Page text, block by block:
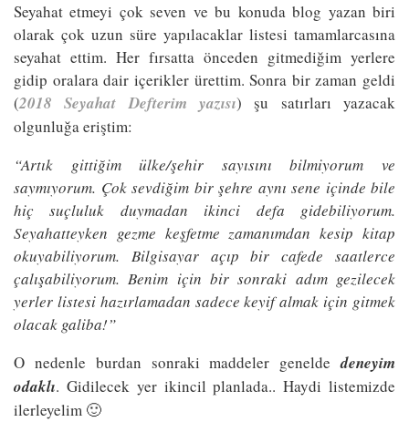
Seyahat etmeyi çok seven ve bu konuda blog yazan biri
olarak çok uzun süre yapılacaklar listesi tamamlarcasına
seyahat ettim. Her fırsatta önceden gitmediğim yerlere
gidip oralara dair içerikler ürettim. Sonra bir zaman geldi
(2018 Seyahat Defterim yazısı) şu satırları yazacak
olgunluğa eriştim:
“Artık gittiğim ülke/şehir sayısını bilmiyorum ve
saymıyorum. Çok sevdiğim bir şehre aynı sene içinde bile
hiç suçluluk duymadan ikinci defa gidebiliyorum.
Seyahatteyken gezme keşfetme zamanımdan kesip kitap
okuyabiliyorum. Bilgisayar açıp bir cafede saatlerce
çalışabiliyorum. Benim için bir sonraki adım gezilecek
yerler listesi hazırlamadan sadece keyif almak için gitmek
olacak galiba!”
O nedenle burdan sonraki maddeler genelde deneyim
odaklı. Gidilecek yer ikincil planlada.. Haydi listemizde
ilerleyelim 🙂